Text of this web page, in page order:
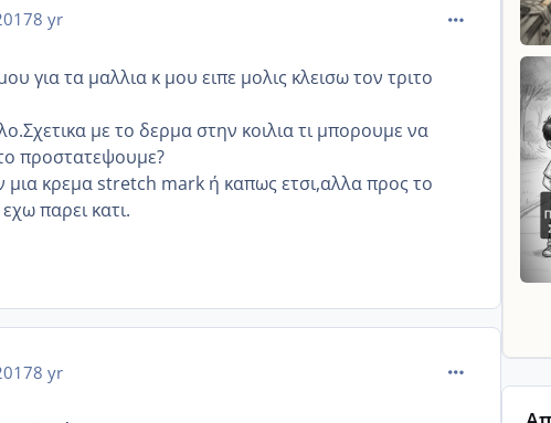
8 yr
για τα μαλλια κ μου ειπε μολις κλεισω τον τριτο
με το δερμα στην κοιλια τι μπορουμε να
προστατεψουμε?
μια κρεμα stretch mark ή καπως ετσι,αλλα προς το
παρει κατι.
8 yr